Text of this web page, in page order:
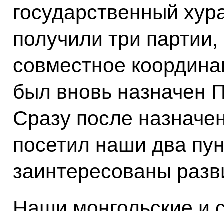
государственный
получили три
совместное
был вновь назначен
Сразу после
посетил наши два
заинтересованы